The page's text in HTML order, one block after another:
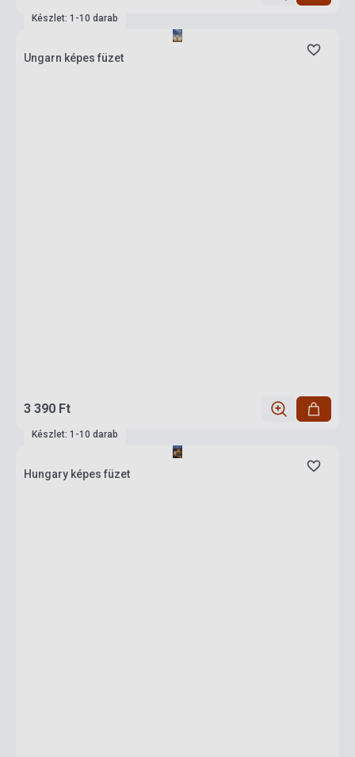
Készlet: 1-10 darab
Ungarn képes füzet
3 390 Ft
Készlet: 1-10 darab
Hungary képes füzet